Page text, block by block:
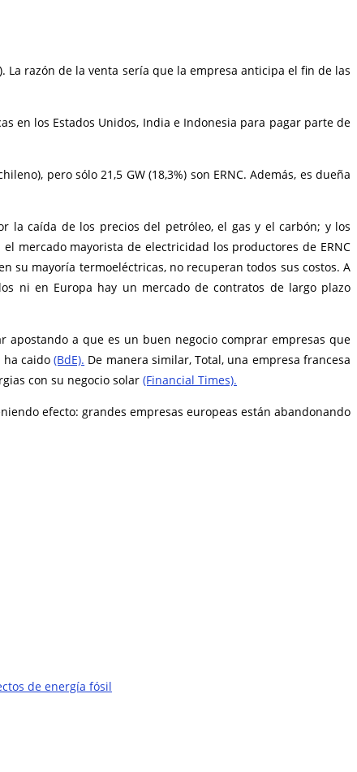
La razón de la venta sería que la empresa anticipa el fin de las
en los Estados Unidos, India e Indonesia para pagar parte de
pero sólo 21,5 GW (18,3%) son ERNC. Además, es dueña
la caída de los precios del petróleo, el gas y el carbón; y los
mercado mayorista de electricidad los productores de ERNC
su mayoría termoeléctricas, no recuperan todos sus costos. A
ni en Europa hay un mercado de contratos de largo plazo
a que es un buen negocio comprar empresas que
ha caido(BdE). De manera similar, Total, una empresa francesa
con su negocio solar (Financial Times).
efecto: grandes empresas europeas están abandonando